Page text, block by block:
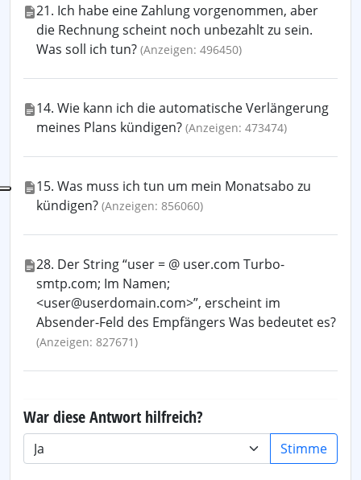
21. Ich habe eine Zahlung vorgenommen, aber
die Rechnung scheint noch unbezahlt zu sein.
Was soll ich tun? (Anzeigen: 496450)
14. Wie kann ich die automatische Verlängerung
meines Plans kündigen? (Anzeigen: 473474)
15. Was muss ich tun um mein Monatsabo zu
kündigen? (Anzeigen: 856060)
28. Der String “user = @ user.com Turbo-
smtp.com; Im Namen;
<user@userdomain.com>”, erscheint im
Absender-Feld des Empfängers Was bedeutet es?
(Anzeigen: 827671)
War diese Antwort hilfreich?
Stimme